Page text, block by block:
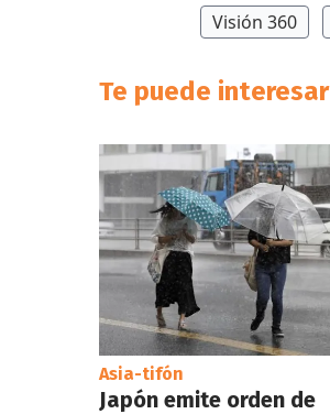
Visión 360
Te puede interesar
Asia-tifón
Japón emite orden de